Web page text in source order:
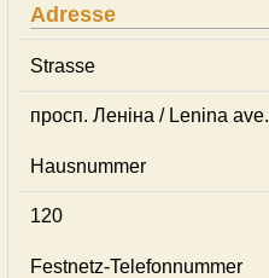
Adresse
Strasse
просп. Леніна / Lenina ave.
Hausnummer
120
Festnetz-Telefonnummer